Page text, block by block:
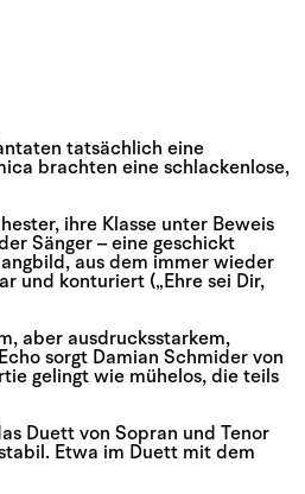
tatsächlich eine
brachten eine schlackenlose,
ihre Klasse unter Beweis
Sänger – eine geschickt
aus dem immer wieder
und konturiert („Ehre sei Dir,
aber ausdrucksstarkem,
sorgt Damian Schmider von
gelingt wie mühelos, die teils
Duett von Sopran und Tenor
Etwa im Duett mit dem